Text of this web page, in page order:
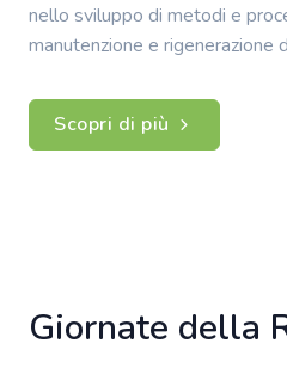
nello sviluppo di metodi e
manutenzione e rigenerazione
Scopri di più
Giornate della